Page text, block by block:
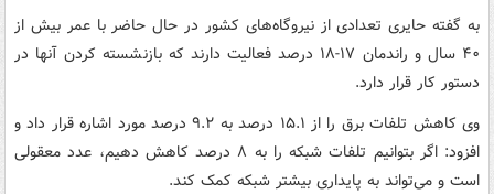
به گفته حایری تعدادی از نیروگاه‌های کشور در حال حاضر با عمر بیش از
۴۰ سال و راندمان ۱۷-۱۸ درصد فعالیت دارند که بازنشسته کردن آنها در
دستور کار قرار دارد.
وی کاهش تلفات برق را از ۱۵.۱ درصد به ۹.۲ درصد مورد اشاره قرار داد و
افزود: اگر بتوانیم تلفات شبکه را به ۸ درصد کاهش دهیم، عدد معقولی
است و می‌تواند به پایداری بیشتر شبکه کمک کند.